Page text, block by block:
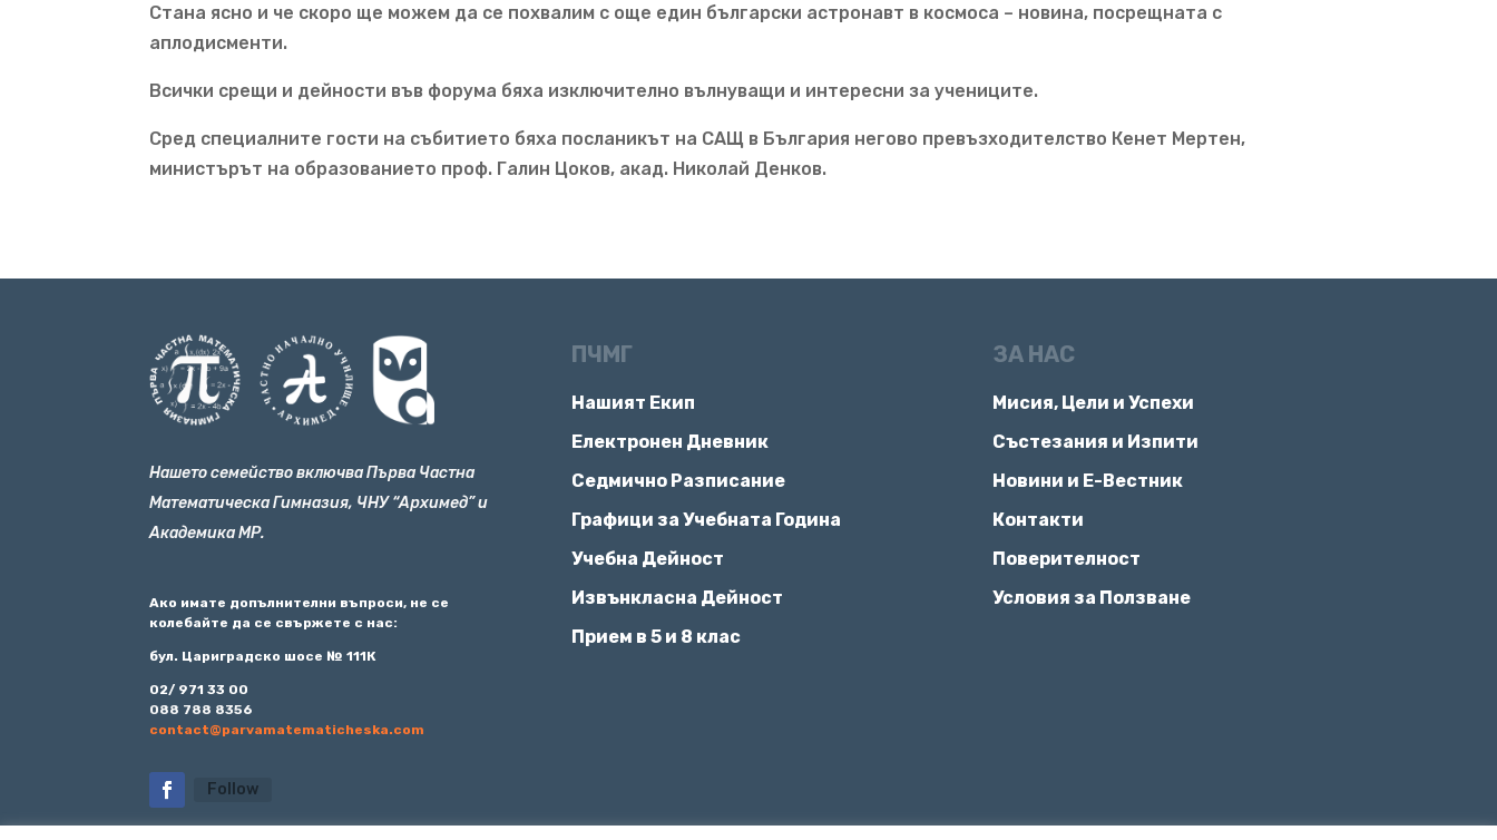
Стана ясно и че скоро ще можем да се похвалим с още един български астронавт в космоса – новина, посрещната с
аплодисменти.
Всички срещи и дейности във форума бяха изключително вълнуващи и интересни за учениците.
Сред специалните гости на събитието бяха посланикът на САЩ в България негово превъзходителство Кенет Мертен,
министърът на образованието проф. Галин Цоков, акад. Николай Денков.
Нашето семейство включва Първа Частна
Математическа Гимназия, ЧНУ “Архимед” и
Академика МР.
Ако имате допълнителни въпроси, не се
колебайте да се свържете с нас:
бул. Цариградско шосе № 111К
02/ 971 33 00
088 788 8356
contact@parvamatematicheska.com
Follow
ПЧМГ
Нашият Екип
Електронен Дневник
Седмично Разписание
Графици за Учебната Година
Учебна Дейност
Извънкласна Дейност
Прием в 5 и 8 клас
ЗА НАС
Мисия, Цели и Успехи
Състезания и Изпити
Новини и Е-Вестник
Контакти
Поверителност
Условия за Ползване